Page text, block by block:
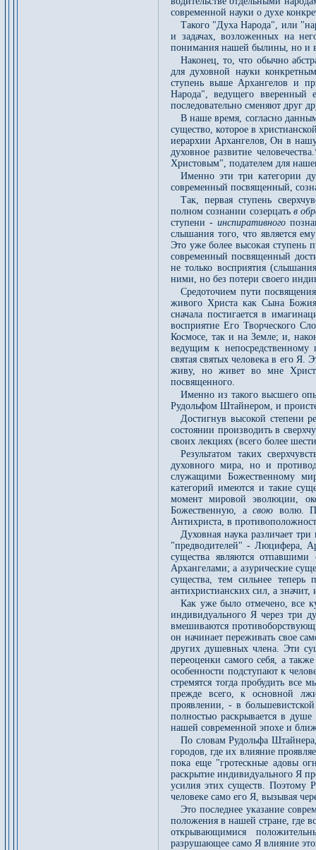
современной науки о духе
Такого "Духа Народа", или
и задачах, возложенных на
понимания нашей былины, но и
Наконец, то, что обычно
для духовной науки
ступень выше Архангелов и
Народа", ведущего вверенный
последовательно сменяют друг
В наше время, согласно
существо, которое в
иерархии Архангелов, Он в
духовное развитие
Христовым", подателем для
Именно эти три категории
современный посвященный,
Так, первая ступень
полном сознании созерцать в
ступени -инспиративного
слышания того, что является
Это уже более высокая
современный посвященный
не только восприятия
ними, но без потери своего
Средоточием пути
живого Христа как Сына
сначала постигается в
восприятие Его Творческого
Космосе, так и на Земле; и,
ведущим к непосредственному
святая святых человека в его Я.
живу, но живет во мне
посвященного.
Именно из такого высшего
Рудольфом Штайнером, и
Достигнув высокой степени
состоянии производить в
своих лекциях (всего более
Результатом таких
духовного мира, но и
служащими Божественному
категорий имеются и такие
момент мировой эволюции,
Божественную, асвою волю.
Антихриста, в
Духовная наука различает
"предводителей" - Люцифера,
существа являются
Архангелами; а азурические
существа, тем сильнее
антихристианских сил, а
Как уже было отмечено, все
индивидуального Я через три
вмешиваются
он начинает переживать свое
других душевных члена. Эти
переоценки самого себя, а
особенности подступают к
стремятся тогда пробудить все
прежде всего, к основной
проявлении, - в
полностью раскрывается в душе
нашей современной эпохе и
По словам Рудольфа
городов, где их влияние
пока еще "гротескные адовы
раскрытие индивидуального Я
усилия этих существ. Поэтому
человеке само его Я, вызывая
Это последнее указание
положения в нашей стране, где
открывающимися
разрушающее само Я влияние